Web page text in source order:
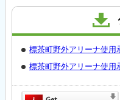
標茶町野外アリーナ使用
標茶町野外アリーナ使用